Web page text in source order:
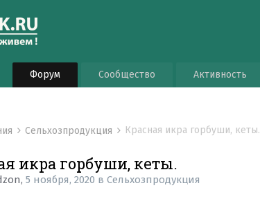
Форум Сообщество Активность
Сельхозпродукция Красная икра горбуши, кеты.
икра горбуши, кеты.
,5 ноября, 2020 вСельхозпродукция